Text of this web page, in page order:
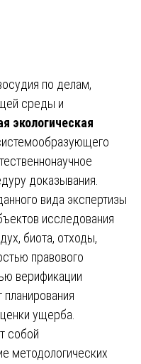
по делам,
среды и
экологическая
доказывания.
вида экспертизы
исследования
биота, отходы,
правового
верификации
планирования
ущерба.
собой
методологических